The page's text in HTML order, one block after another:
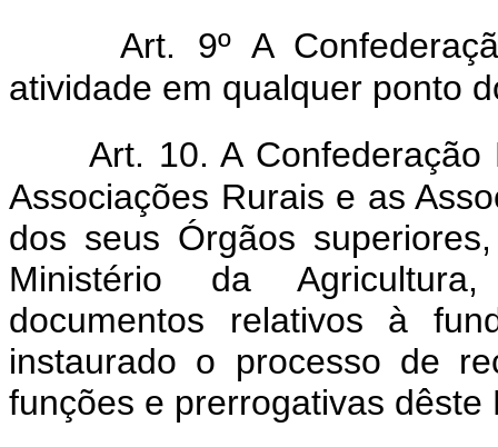
Art. 9º A
atividade em qualquer ponto
Art. 10. A
Associações Rurais e as
dos seus Órgãos
Ministério da
documentos relativos à
instaurado o processo de
funções e prerrogativas dêste